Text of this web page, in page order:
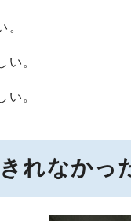
。
い。
い。
れなかっ